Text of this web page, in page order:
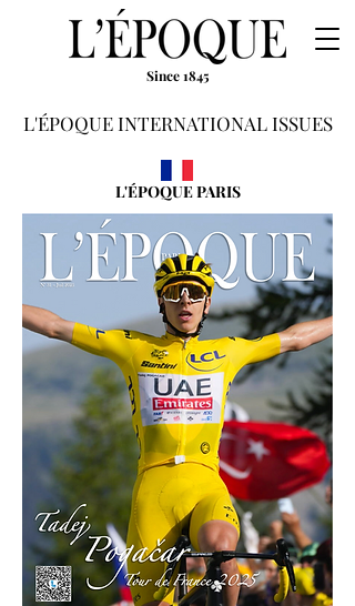
Since 1845
L'ÉPOQUE INTERNATIONAL ISSUES
L'ÉPOQUE PARIS